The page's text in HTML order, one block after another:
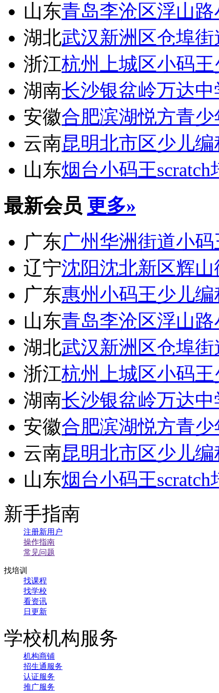
山东青岛李沧区浮山
湖北武汉新洲区仓埠
浙江杭州上城区小码
湖南长沙银盆岭万达
安徽合肥滨湖悦方青
云南昆明北市区少儿
山东烟台小码王scratch
最新会员 更多»
广东广州华洲街道小
辽宁沈阳沈北新区辉
广东惠州小码王少儿
山东青岛李沧区浮山
湖北武汉新洲区仓埠
浙江杭州上城区小码
湖南长沙银盆岭万达
安徽合肥滨湖悦方青
云南昆明北市区少儿
山东烟台小码王scratch
新手指南
注册新用户
操作指南
常见问题
找培训
找课程
找学校
看资讯
日更新
学校机构服务
机构商铺
招生通服务
认证服务
推广服务